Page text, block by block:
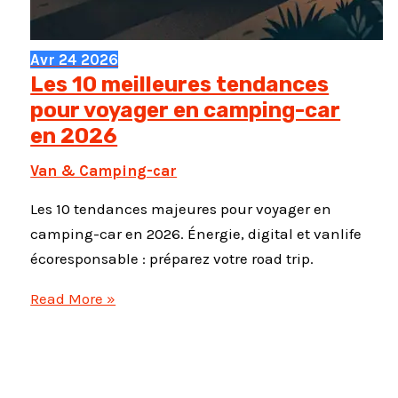
Avr 24 2026
Les 10 meilleures tendances
pour voyager en camping-car
en 2026
Van & Camping-car
Les 10 tendances majeures pour voyager en
camping-car en 2026. Énergie, digital et vanlife
écoresponsable : préparez votre road trip.
Les
Read More »